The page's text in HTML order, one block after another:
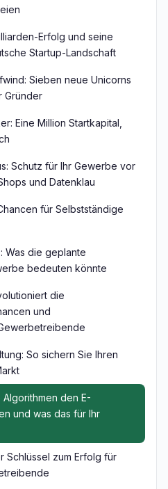
Erfolg und seine
Startup-Landschaft
Sieben neue Unicorns
Gründer
Eine Million Startkapital,
Schutz für Ihr Gewerbe vor
und Datenklau
für Selbstständige
Was die geplante
bedeuten könnte
die
und
So sichern Sie Ihren
den E-
und was das für Ihr
Schlüssel zum Erfolg für